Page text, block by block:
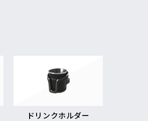
ドリンクホルダー